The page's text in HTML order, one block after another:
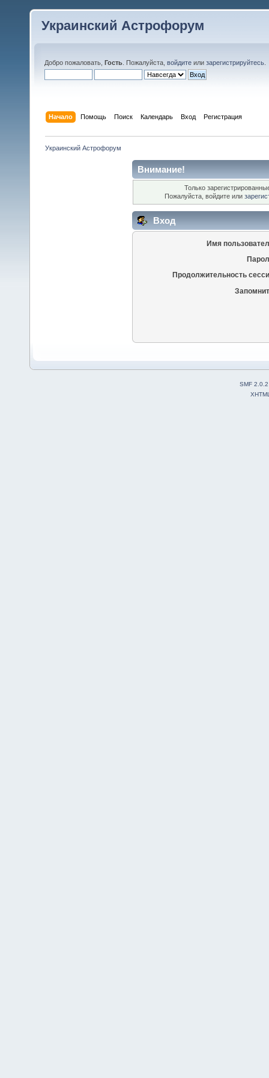
Украинский Астрофорум
Добро пожаловать, Гость . Пожалуйста, войдите или зарегистрируйтесь
Начало Помощь Поиск Календарь Вход Регистрация
Украинский Астрофорум
Внимание!
Только
Пожалуйста, войдите или
Вход
Имя
Продолжительность
SMF 2.0.2